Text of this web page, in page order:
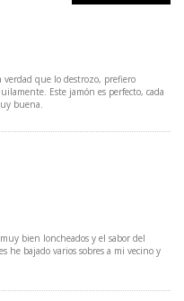
verdad que lo destrozo, prefiero
Este jamón es perfecto, cada
buena.
bien loncheados y el sabor del
he bajado varios sobres a mi vecino y